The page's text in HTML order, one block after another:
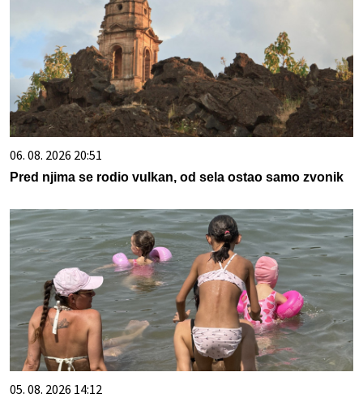
06. 08. 2026 20:51
Pred njima se rodio vulkan, od sela ostao samo zvonik
05. 08. 2026 14:12